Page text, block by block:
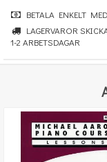
BETALA ENKELT
LAGERVAROR
1-2 ARBETSDAGAR